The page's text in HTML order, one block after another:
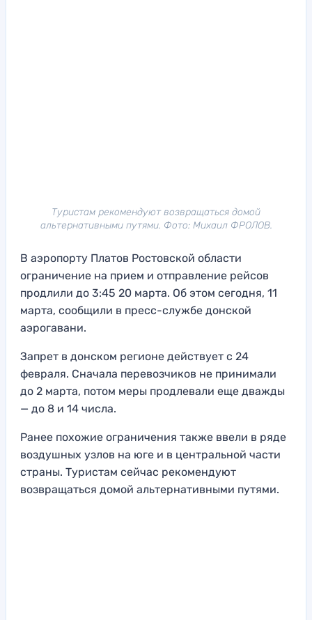
Туристам рекомендуют возвращаться домой
альтернативными путями. Фото: Михаил ФРОЛОВ.
В аэропорту Платов Ростовской области
ограничение на прием и отправление рейсов
продлили до 3:45 20 марта. Об этом сегодня, 11
марта, сообщили в пресс-службе донской
аэрогавани.
Запрет в донском регионе действует с 24
февраля. Сначала перевозчиков не принимали
до 2 марта, потом меры продлевали еще дважды
— до 8 и 14 числа.
Ранее похожие ограничения также ввели в ряде
воздушных узлов на юге и в центральной части
страны. Туристам сейчас рекомендуют
возвращаться домой альтернативными путями.